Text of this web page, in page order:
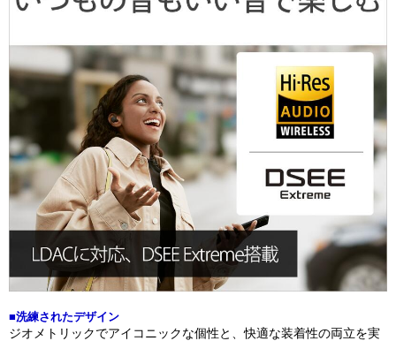
■洗練されたデザイン
ジオメトリックでアイコニックな個性と、快適な装着性の両立を実